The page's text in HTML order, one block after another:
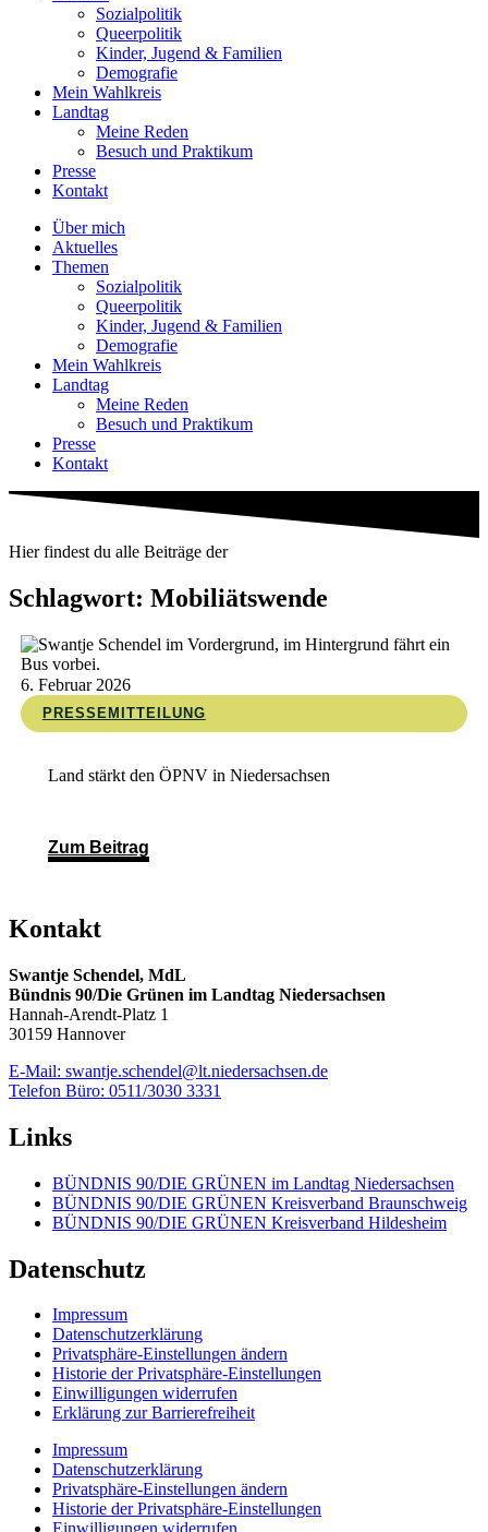
Sozialpolitik
Queerpolitik
Kinder, Jugend & Familien
Demografie
Mein Wahlkreis
Landtag
Meine Reden
Besuch und Praktikum
Presse
Kontakt
Über mich
Aktuelles
Themen
Sozialpolitik
Queerpolitik
Kinder, Jugend & Familien
Demografie
Mein Wahlkreis
Landtag
Meine Reden
Besuch und Praktikum
Presse
Kontakt
Hier findest du alle Beiträge der
Schlagwort: Mobiliätswende
6. Februar 2026
PRESSEMITTEILUNG
Land stärkt den ÖPNV in Niedersachsen
Zum Beitrag
Kontakt
Swantje Schendel, MdL
Bündnis 90/Die Grünen im Landtag Niedersachsen
Hannah-Arendt-Platz 1
30159 Hannover
E-Mail: swantje.schendel@lt.niedersachsen.de
Telefon Büro: 0511/3030 3331
Links
BÜNDNIS 90/DIE GRÜNEN im Landtag Niedersachsen
BÜNDNIS 90/DIE GRÜNEN Kreisverband Braunschweig
BÜNDNIS 90/DIE GRÜNEN Kreisverband Hildesheim
Datenschutz
Impressum
Datenschutzerklärung
Privatsphäre-Einstellungen ändern
Historie der Privatsphäre-Einstellungen
Einwilligungen widerrufen
Erklärung zur Barrierefreiheit
Impressum
Datenschutzerklärung
Privatsphäre-Einstellungen ändern
Historie der Privatsphäre-Einstellungen